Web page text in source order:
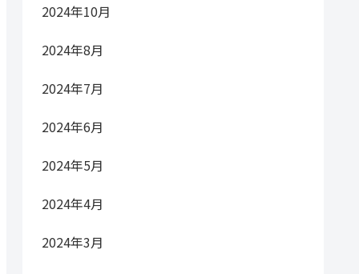
2024年10月
2024年8月
2024年7月
2024年6月
2024年5月
2024年4月
2024年3月